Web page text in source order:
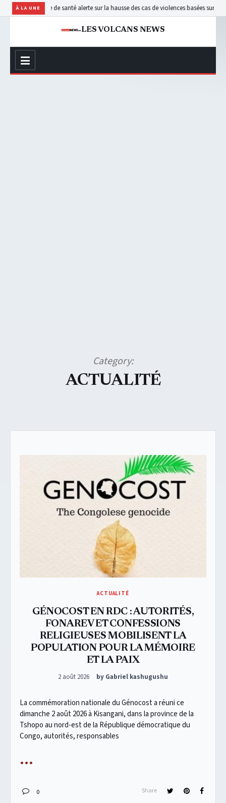
À LA UNE
de santé alerte sur la hausse des cas de violences basées sur le genreBelgique
LES VOLCANS NEWS
Category:
ACTUALITÉ
ACTUALITÉ
GÉNOCOST EN RDC : AUTORITÉS,
FONAREV ET CONFESSIONS
RELIGIEUSES MOBILISENT LA
POPULATION POUR LA MÉMOIRE
ET LA PAIX
Posted on
2 août 2026 by Gabriel kashugushu
La commémoration nationale du Génocost a réuni ce
dimanche 2 août 2026 à Kisangani, dans la province de la
Tshopo au nord-est de la République démocratique du
Congo, autorités, responsables
0 Share